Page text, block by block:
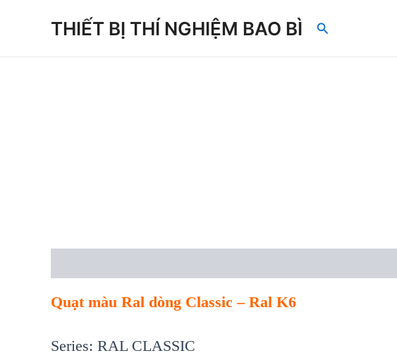
THIẾT BỊ THÍ NGHIỆM BAO BÌ Search
Quạt màu Ral dòng Classic – Ral K6
Series: RAL CLASSIC